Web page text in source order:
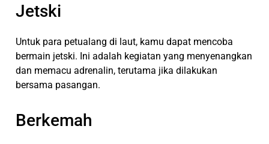
Jetski
Untuk para petualang di laut, kamu dapat mencoba
bermain jetski. Ini adalah kegiatan yang menyenangkan
dan memacu adrenalin, terutama jika dilakukan
bersama pasangan.
Berkemah